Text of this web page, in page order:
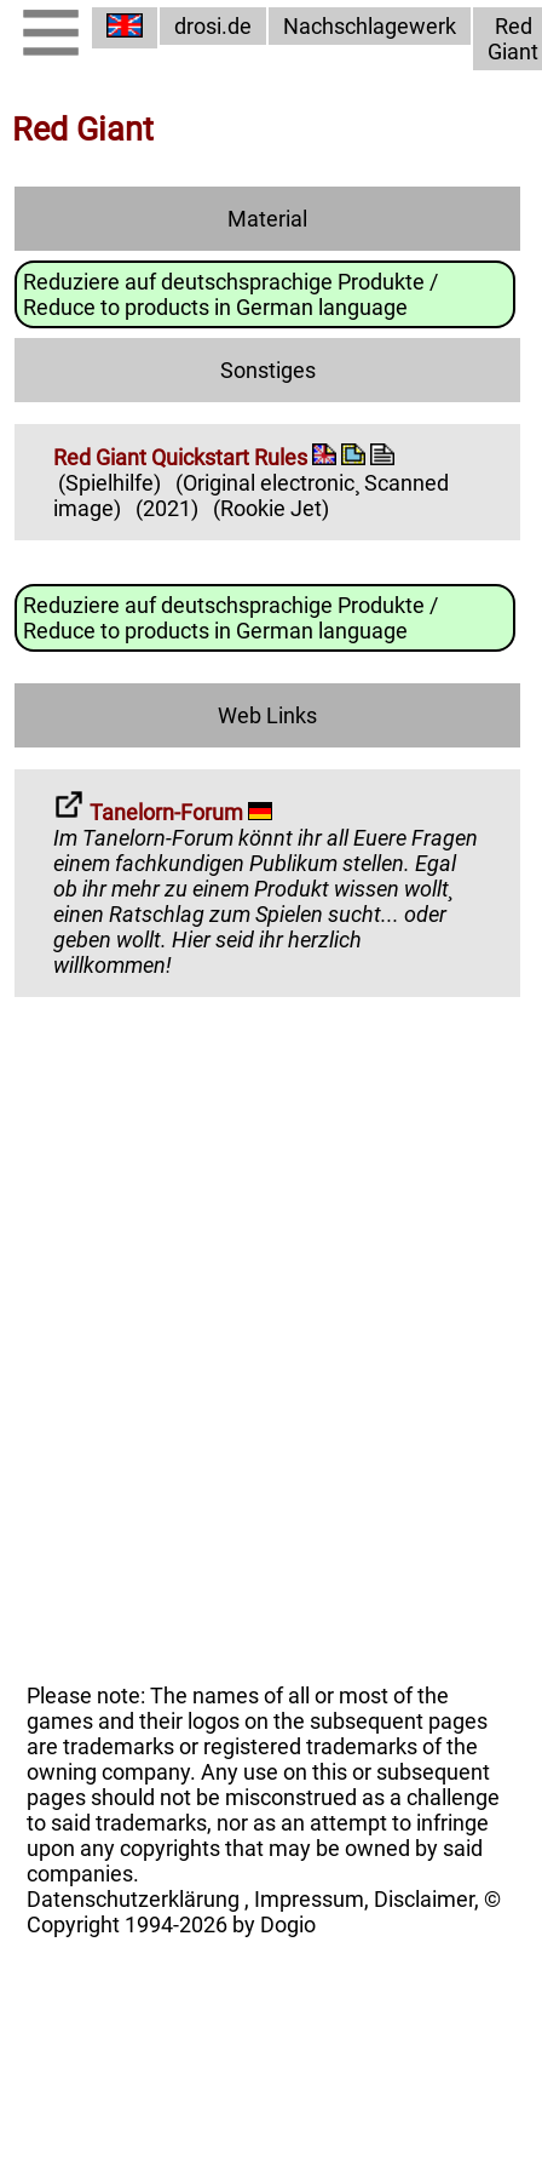
drosi.de Nachschlagewerk
Red
Giant
Red Giant
Material
Reduziere auf deutschsprachige Produkte /
Reduce to products in German language
Sonstiges
Red Giant Quickstart Rules
(Spielhilfe)
(Original electronic¸ Scanned
image)
(2021) (Rookie Jet)
Reduziere auf deutschsprachige Produkte /
Reduce to products in German language
Web Links
Tanelorn-Forum
Im Tanelorn-Forum könnt ihr all Euere Fragen
einem fachkundigen Publikum stellen. Egal
ob ihr mehr zu einem Produkt wissen wollt¸
einen Ratschlag zum Spielen sucht... oder
geben wollt. Hier seid ihr herzlich
willkommen!
Please note: The names of all or most of the
games and their logos on the subsequent pages
are trademarks or registered trademarks of the
owning company. Any use on this or subsequent
pages should not be misconstrued as a challenge
to said trademarks, nor as an attempt to infringe
upon any copyrights that may be owned by said
companies.
Datenschutzerklärung , Impressum, Disclaimer, ©
Copyright 1994-2026 by Dogio